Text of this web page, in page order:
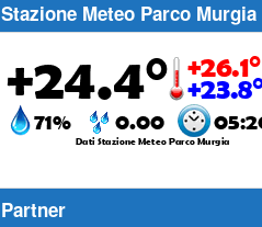
Stazione Meteo Parco Murgia
Partner